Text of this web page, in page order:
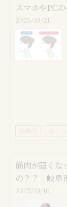
スマホやPC
2025/10/21
筋肉が固くな
の？？｜岐阜
2025/10/10